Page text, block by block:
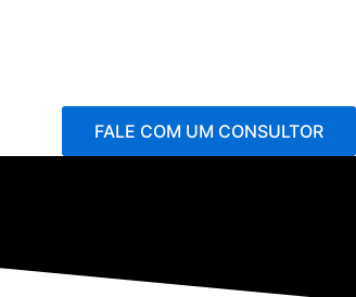
FALE COM UM CONSULTOR